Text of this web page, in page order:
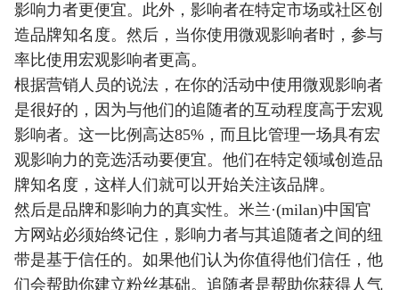
影响力者更便宜。此外，影响者在特定市场或社区创
造品牌知名度。然后，当你使用微观影响者时，参与
率比使用宏观影响者更高。
根据营销人员的说法，在你的活动中使用微观影响者
是很好的，因为与他们的追随者的互动程度高于宏观
影响者。这一比例高达85%，而且比管理一场具有宏
观影响力的竞选活动要便宜。他们在特定领域创造品
牌知名度，这样人们就可以开始关注该品牌。
然后是品牌和影响力的真实性。米兰·(milan)中国官
方网站必须始终记住，影响力者与其追随者之间的纽
带是基于信任的。如果他们认为你值得他们信任，他
们会帮助你建立粉丝基础。追随者是帮助你获得人气